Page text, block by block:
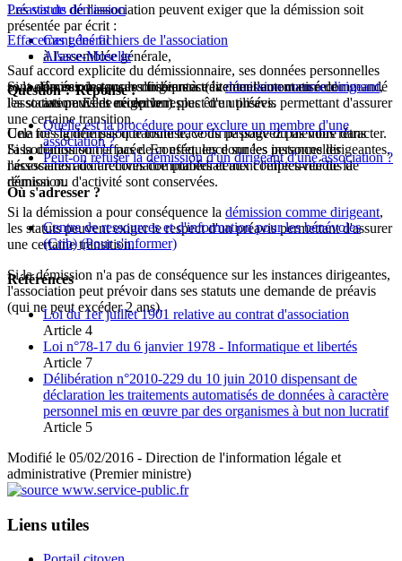
Lesstatutsde l'association peuvent exiger que la démission soit
présentée par écrit :
à l'assemblée générale,
ou aux instances dirigeantes (éventuellement en recommandé
avec avis de réception).
Une fois la démission transmise, vous ne pouvez pas vous rétracter.
Préavis de démission
Cas général
Alsace-Moselle
Si la démission a pour conséquence ladémission comme dirigeant,
les statuts peuvent exiger le respect d'un préavis permettant d'assurer
une certaine transition.
Si la démission n'a pas de conséquence sur les instances dirigeantes,
l'association doit reconnaître immédiatement l'effectivité de la
démission.
Si la démission a pour conséquence la démission comme dirigeant,
les statuts peuvent exiger le respect d'un préavis permettant d'assurer
une certaine transition.
Si la démission n'a pas de conséquence sur les instances dirigeantes,
l'association peut prévoir dans ses statuts une demande de préavis
(qui ne peut excéder 2 ans).
Effacement des fichiers de l'association
Sauf accord explicite du démissionnaire, ses données personnelles
sont effacées de tous les fichiers à traitement automatisé de
l'association. Elles ne doivent plus être utilisées.
Cela ne signifie pas que toute trace du passage du membre dans
l'association soit effacée. En effet, les données personnelles
nécessaires aux archives comptables et aux comptes-rendus de
réunion ou d'activité sont conservées.
Question ? Réponse !
Quelle est la procédure pour exclure un membre d'une
association ?
Peut-on refuser la démission d'un dirigeant d'une association ?
Où s'adresser ?
Centre de ressources et d'information pour les bénévoles
(Crib)(Pour s'informer)
Références
Loi du 1er juillet 1901 relative au contrat d'association
Article 4
Loi n°78-17 du 6 janvier 1978 - Informatique et libertés
Article 7
Délibération n°2010-229 du 10 juin 2010 dispensant de
déclaration les traitements automatisés de données à caractère
personnel mis en œuvre par des organismes à but non lucratif
Article 5
Modifié le 05/02/2016 - Direction de l'information légale et
administrative (Premier ministre)
Liens utiles